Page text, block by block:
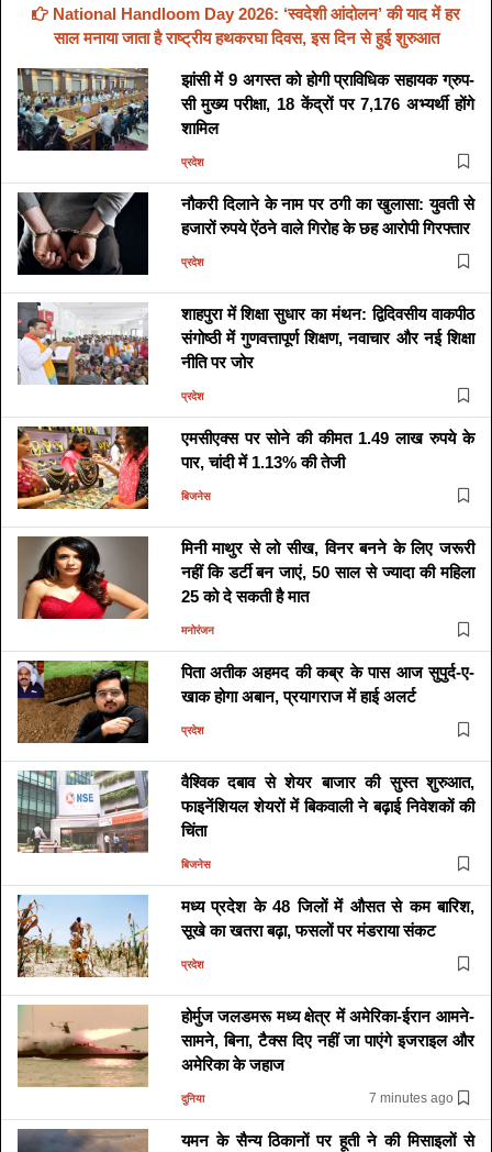
National Handloom Day 2026: ‘स्वदेशी आंदोलन’ की याद में हर
साल मनाया जाता है राष्ट्रीय हथकरघा दिवस, इस दिन से हुई शुरुआत
झांसी में 9 अगस्त को होगी प्राविधिक सहायक ग्रुप-
सी मुख्य परीक्षा, 18 केंद्रों पर 7,176 अभ्यर्थी होंगे
शामिल
प्रदेश
नौकरी दिलाने के नाम पर ठगी का खुलासा: युवती से
हजारों रुपये ऐंठने वाले गिरोह के छह आरोपी गिरफ्तार
प्रदेश
शाहपुरा में शिक्षा सुधार का मंथन: द्विदिवसीय वाकपीठ
संगोष्ठी में गुणवत्तापूर्ण शिक्षण, नवाचार और नई शिक्षा
नीति पर जोर
प्रदेश
एमसीएक्स पर सोने की कीमत 1.49 लाख रुपये के
पार, चांदी में 1.13% की तेजी
बिजनेस
मिनी माथुर से लो सीख, विनर बनने के लिए जरूरी
नहीं कि डर्टी बन जाएं, 50 साल से ज्यादा की महिला
25 को दे सकती है मात
मनोरंजन
पिता अतीक अहमद की कब्र के पास आज सुपुर्द-ए-
खाक होगा अबान, प्रयागराज में हाई अलर्ट
प्रदेश
वैश्विक दबाव से शेयर बाजार की सुस्त शुरुआत,
फाइनेंशियल शेयरों में बिकवाली ने बढ़ाई निवेशकों की
चिंता
बिजनेस
मध्य प्रदेश के 48 जिलों में औसत से कम बारिश,
सूखे का खतरा बढ़ा, फसलों पर मंडराया संकट
प्रदेश
होर्मुज जलडमरू मध्य क्षेत्र में अमेरिका-ईरान आमने-
सामने, बिना, टैक्स दिए नहीं जा पाएंगे इजराइल और
अमेरिका के जहाज
दुनिया 7 minutes ago
यमन के सैन्य ठिकानों पर हूती ने की मिसाइलों से